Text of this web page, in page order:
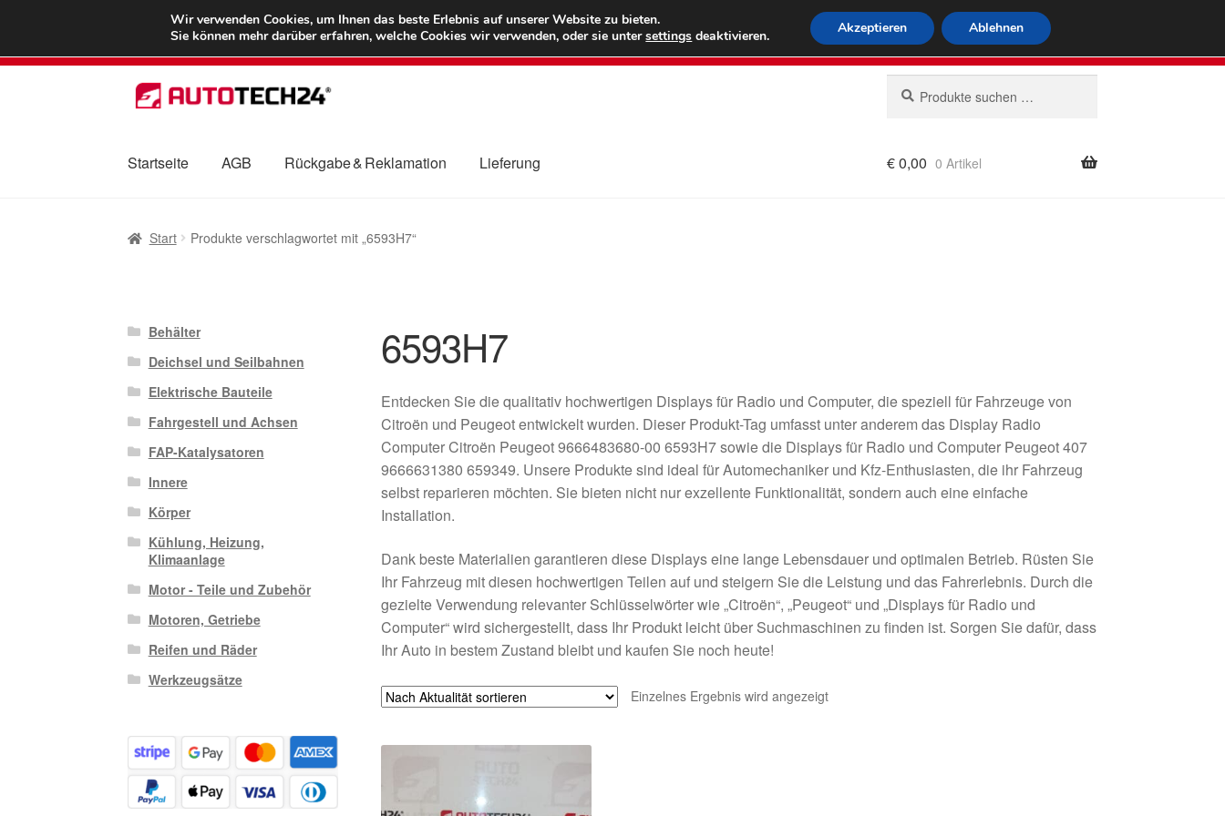
LIEFERUNG ab 6 EUR
Weltweiter Versand
(800) 500 564Mo-Fr 9-16 Uhr
Zur
Navigation
Zum
Inhalt
nach:
Startseite AGB Rückgabe & Reklamation Lieferung €0,00 0 Artikel
Start Produkte verschlagwortet mit „6593H7“
6593H7
Entdecken Sie die qualitativ hochwertigen Displays für Radio und Computer, die speziell für Fahrzeuge von
Citroën und Peugeot entwickelt wurden. Dieser Produkt-Tag umfasst unter anderem das Display Radio
Computer Citroën Peugeot 9666483680-00 6593H7 sowie die Displays für Radio und Computer Peugeot 407
9666631380 659349. Unsere Produkte sind ideal für Automechaniker und Kfz-Enthusiasten, die ihr Fahrzeug
selbst reparieren möchten. Sie bieten nicht nur exzellente Funktionalität, sondern auch eine einfache
Installation.
Dank beste Materialien garantieren diese Displays eine lange Lebensdauer und optimalen Betrieb. Rüsten Sie
Ihr Fahrzeug mit diesen hochwertigen Teilen auf und steigern Sie die Leistung und das Fahrerlebnis. Durch die
gezielte Verwendung relevanter Schlüsselwörter wie „Citroën“, „Peugeot“ und „Displays für Radio und
Computer“ wird sichergestellt, dass Ihr Produkt leicht über Suchmaschinen zu finden ist. Sorgen Sie dafür, dass
Ihr Auto in bestem Zustand bleibt und kaufen Sie noch heute!
Einzelnes Ergebnis wird angezeigt
Behälter
Deichsel und Seilbahnen
Elektrische Bauteile
Fahrgestell und Achsen
FAP-Katalysatoren
Innere
Körper
Kühlung, Heizung,
Klimaanlage
Motor - Teile und Zubehör
Motoren, Getriebe
Reifen und Räder
Werkzeugsätze
Wir verwenden Cookies, um Ihnen das beste Erlebnis auf unserer Website zu bieten.
Sie können mehr darüber erfahren, welche Cookies wir verwenden, oder sie untersettings deaktivieren. Akzeptieren Ablehnen